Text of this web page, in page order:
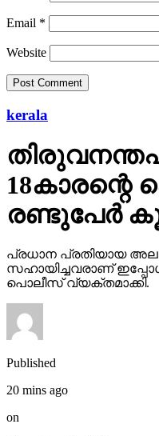
Email *
Website
kerala
രണ്ടുപേര്‍
പ്രധാന പ്രതിയായ
സഹായിച്ചവരാണ്
പൊലീസ് വ്യക്തമാക്കി.
Published
20 mins ago
on